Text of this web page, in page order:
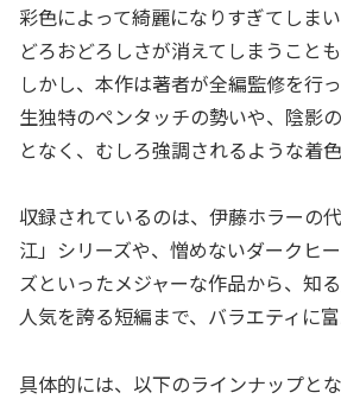
彩色によって綺麗になりすぎてしま
どろおどろしさが消えてしまうこと
しかし、本作は著者が全編監修を行
生独特のペンタッチの勢いや、陰影
となく、むしろ強調されるような着
収録されているのは、伊藤ホラーの
江」シリーズや、憎めないダークヒ
ズといったメジャーな作品から、知
人気を誇る短編まで、バラエティに富
具体的には、以下のラインナップとな